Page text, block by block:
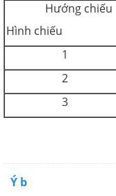
Hướng chiếu
Hình chiếu
1
2
3
Ý b